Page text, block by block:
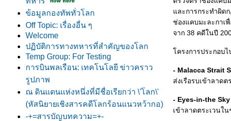
ข้อมูลกองทัพทั่วโลก
Off Topic: เรื่องอื่น ๆ
Welcome
ปฏิบัติการทางทหารที่สำคัญของโลก
Temp Group: For Testing
การบินพลเรือน: เทคโนโลยี ข่าวคราว
รูปภาพ
ณ ดินเเดนเเห่งหนึ่งที่มีชื่อเรียกว่า \'โลก\'
(หัสนิยายเชิงสารคดีโลกร้อนแนวหว้ากอ)
-+=สารบัญบทความ=+-
ละการกระทำผิดก
ช่องแคบมะละกาเ
จาก 38 คดีในปี
ครงการประกอบไ
- Malacca Strait
ส่งเรือรบเข้าลาด
- Eyes-in-the Sky
เข้าลาดตระเวนใ